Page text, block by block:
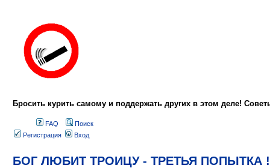
Бросить курить самому и поддержать других в этом деле!
FAQ
Поиск
Регистрация
Вход
БОГ ЛЮБИТ ТРОИЦУ - ТРЕТЬЯ ПОПЫТКА !